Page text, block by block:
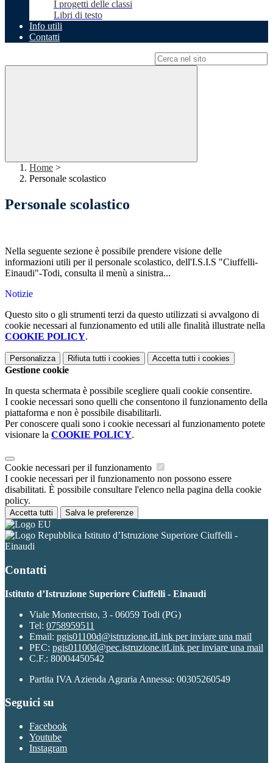
I progetti delle classi
Libri di testo
Info utili
Contatti
Home >
Personale scolastico
Personale scolastico
Nella seguente sezione è possibile prendere visione delle
informazioni utili per il personale scolastico, dell'I.S.I.S "Ciuffelli-
Einaudi"-Todi, consulta il menù a sinistra...
Notizie
Questo sito o gli strumenti terzi da questo utilizzati si avvalgono di
cookie necessari al funzionamento ed utili alle finalità illustrate nella
COOKIE POLICY.
Personalizza Rifiuta tutti i cookies Accetta tutti i cookies
Gestione cookie
In questa schermata è possibile scegliere quali cookie consentire.
I cookie necessari sono quelli che consentono il funzionamento della
piattaforma e non è possibile disabilitarli.
Per conoscere quali sono i cookie necessari al funzionamento potete
visionare la COOKIE POLICY.
Cookie necessari per il funzionamento
I cookie necessari per il funzionamento non possono essere
disabilitati. È possibile consultare l'elenco nella pagina della cookie
policy.
Accetta tutti Salva le preferenze
Istituto d’Istruzione Superiore Ciuffelli -
Einaudi
Contatti
Istituto d’Istruzione Superiore Ciuffelli - Einaudi
Viale Montecristo, 3 - 06059 Todi (PG)
Tel: 0758959511
Email: pgis01100d@istruzione.itLink per inviare una mail
PEC: pgis01100d@pec.istruzione.itLink per inviare una mail
C.F.: 80004450542
Partita IVA Azienda Agraria Annessa: 00305260549
Seguici su
Facebook
Youtube
Instagram